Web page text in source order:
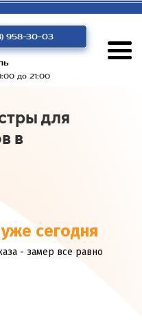
958-30-03
до 21:00
для
в
сегодня
- замер все равно